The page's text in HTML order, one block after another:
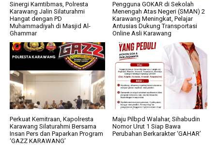
Sinergi Kamtibmas, Polresta
Karawang Jalin Silaturahmi
Hangat dengan PD
Muhammadiyah di Masjid Al-
Ghammar
Pengguna GOKAR di Sekolah
Menengah Atas Negeri (SMAN) 2
Karawang Meningkat, Pelajar
Antusias Dukung Transportasi
Online Asli Karawang
Perkuat Kemitraan, Kapolresta
Karawang Silaturahmi Bersama
Insan Pers dan Paparkan Program
‘GAZZ KARAWANG’
Maju Pilbpd Walahar, Sihabudin
Nomor Urut 1 Siap Bawa
Perubahan Berkarakter ‘GAHAR’